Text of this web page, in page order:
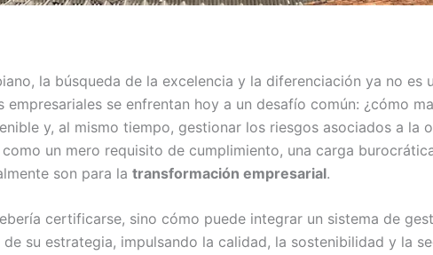
la búsqueda de la excelencia y la diferenciación ya no es
se enfrentan hoy a un desafío común: ¿cómo
y, al mismo tiempo, gestionar los riesgos asociados a la
un mero requisito de cumplimiento, una carga
son para la transformación empresarial.
certificarse, sino cómo puede integrar un sistema de
su estrategia, impulsando la calidad, la sostenibilidad y la